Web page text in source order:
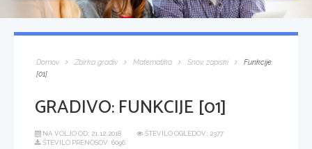
Domov Zbirka gradiv Matematika Snov, zapiski
Funkcije
[01]
GRADIVO:FUNKCIJE [01]
NA VOLJO OD: 21.12.2018
ŠTEVILO OGLEDOV: 2377
ŠTEVILO PRENOSOV: 6096